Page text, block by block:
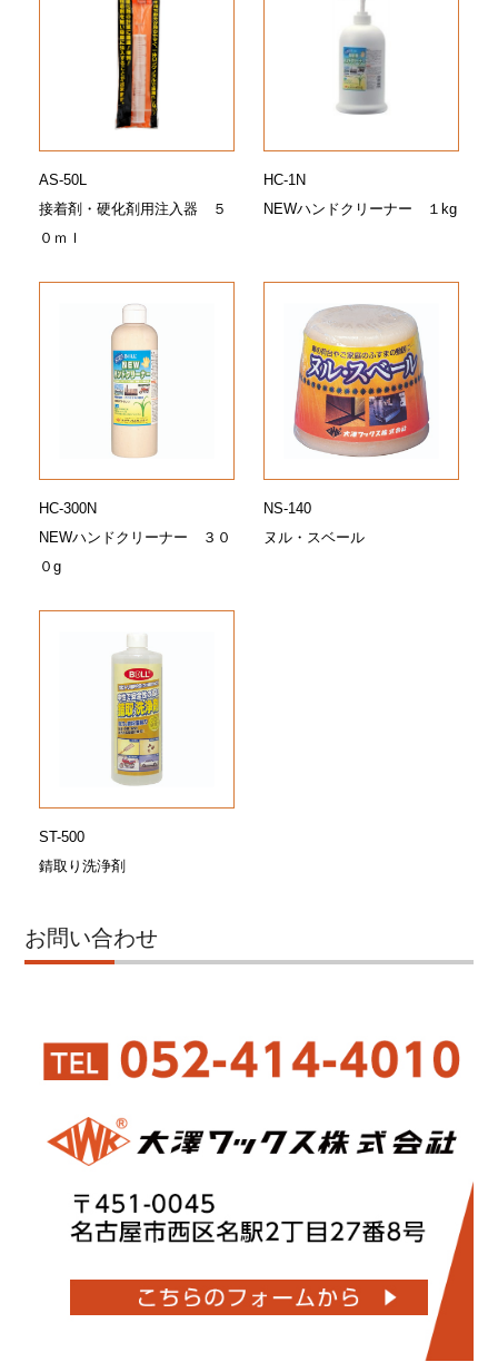
AS-50L
接着剤・硬化剤用注入器 ５
０ｍｌ
HC-1N
NEWハンドクリーナー １kg
HC-300N
NEWハンドクリーナー ３０
０g
NS-140
ヌル・スベール
ST-500
錆取り洗浄剤
お問い合わせ